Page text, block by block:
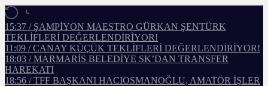
15:37 / ŞAMPİYON MAESTRO GÜRKAN ŞENTÜRK
TEKLİFLERİ DEĞERLENDİRİYOR!
11:09 / CANAY KÜÇÜK TEKLİFLERİ DEĞERLENDİRİYOR!
18:03 / MARMARİS BELEDİYE SK’DAN TRANSFER
HAREKATI
18:56 / TFF BAŞKANI HACIOSMANOĞLU, AMATÖR İŞLER